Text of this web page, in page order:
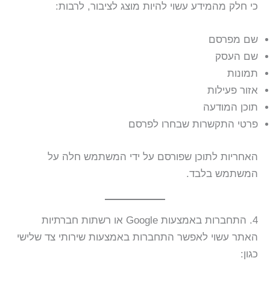
כי חלק מהמידע עשוי להיות מוצג לציבור, לרבות:
שם מפרסם
שם העסק
תמונות
אזור פעילות
תוכן המודעה
פרטי התקשרות שבחרו לפרסם
האחריות לתוכן שפורסם על ידי המשתמש חלה על
המשתמש בלבד.
4. התחברות באמצעות Google או רשתות חברתיות
האתר עשוי לאפשר התחברות באמצעות שירותי צד שלישי
כגון: